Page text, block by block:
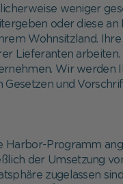
weniger
oder diese
Wohnsitzland.
Lieferanten
Wir
und
Harbor-Programm
der Umsetzung
zugelassen